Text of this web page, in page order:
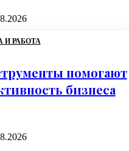
И РАБОТА
помогают
бизнеса